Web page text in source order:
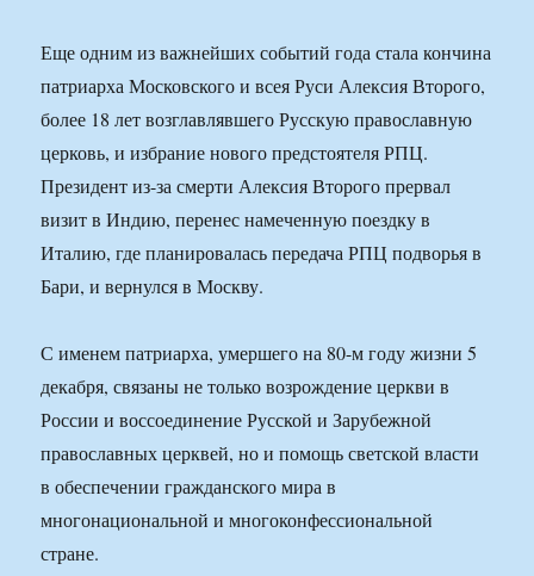
Еще одним из важнейших событий года стала кончина
патриарха Московского и всея Руси Алексия Второго,
более 18 лет возглавлявшего Русскую православную
церковь, и избрание нового предстоятеля РПЦ.
Президент из-за смерти Алексия Второго прервал
визит в Индию, перенес намеченную поездку в
Италию, где планировалась передача РПЦ подворья в
Бари, и вернулся в Москву.
С именем патриарха, умершего на 80-м году жизни 5
декабря, связаны не только возрождение церкви в
России и воссоединение Русской и Зарубежной
православных церквей, но и помощь светской власти
в обеспечении гражданского мира в
многонациональной и многоконфессиональной
стране.